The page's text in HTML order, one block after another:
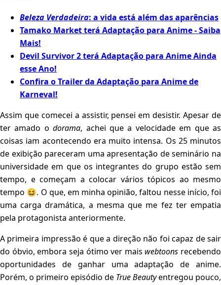
Beleza Verdadeira: a vida está além das aparências
Tamako Market terá Adaptação para Anime - Saiba
Mais!
Devil Survivor 2 terá Adaptação para Anime Ainda
esse Ano!
Confira o Trailer da Adaptação para Anime de
Karneval!
Assim que comecei a assistir, pensei em desistir. Apesar de
ter amado odorama, achei que a velocidade em que as
coisas iam acontecendo era muito intensa. Os 25 minutos
de exibição pareceram uma apresentação de seminário na
universidade em que os integrantes do grupo estão sem
tempo, e começam a colocar vários tópicos ao mesmo
tempo 😆. O que, em minha opinião, faltou nesse início, foi
uma carga dramática, a mesma que me fez ter empatia
pela protagonista anteriormente.
A primeira impressão é que a direção não foi capaz de sair
do óbvio, embora seja ótimo ver mais webtoons recebendo
oportunidades de ganhar uma adaptação de anime.
Porém, o primeiro episódio de True Beautyentregou pouco,